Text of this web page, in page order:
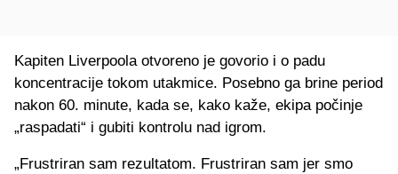
Kapiten Liverpoola otvoreno je govorio i o padu
koncentracije tokom utakmice. Posebno ga brine period
nakon 60. minute, kada se, kako kaže, ekipa počinje
„raspadati“ i gubiti kontrolu nad igrom.
„Frustriran sam rezultatom. Frustriran sam jer smo